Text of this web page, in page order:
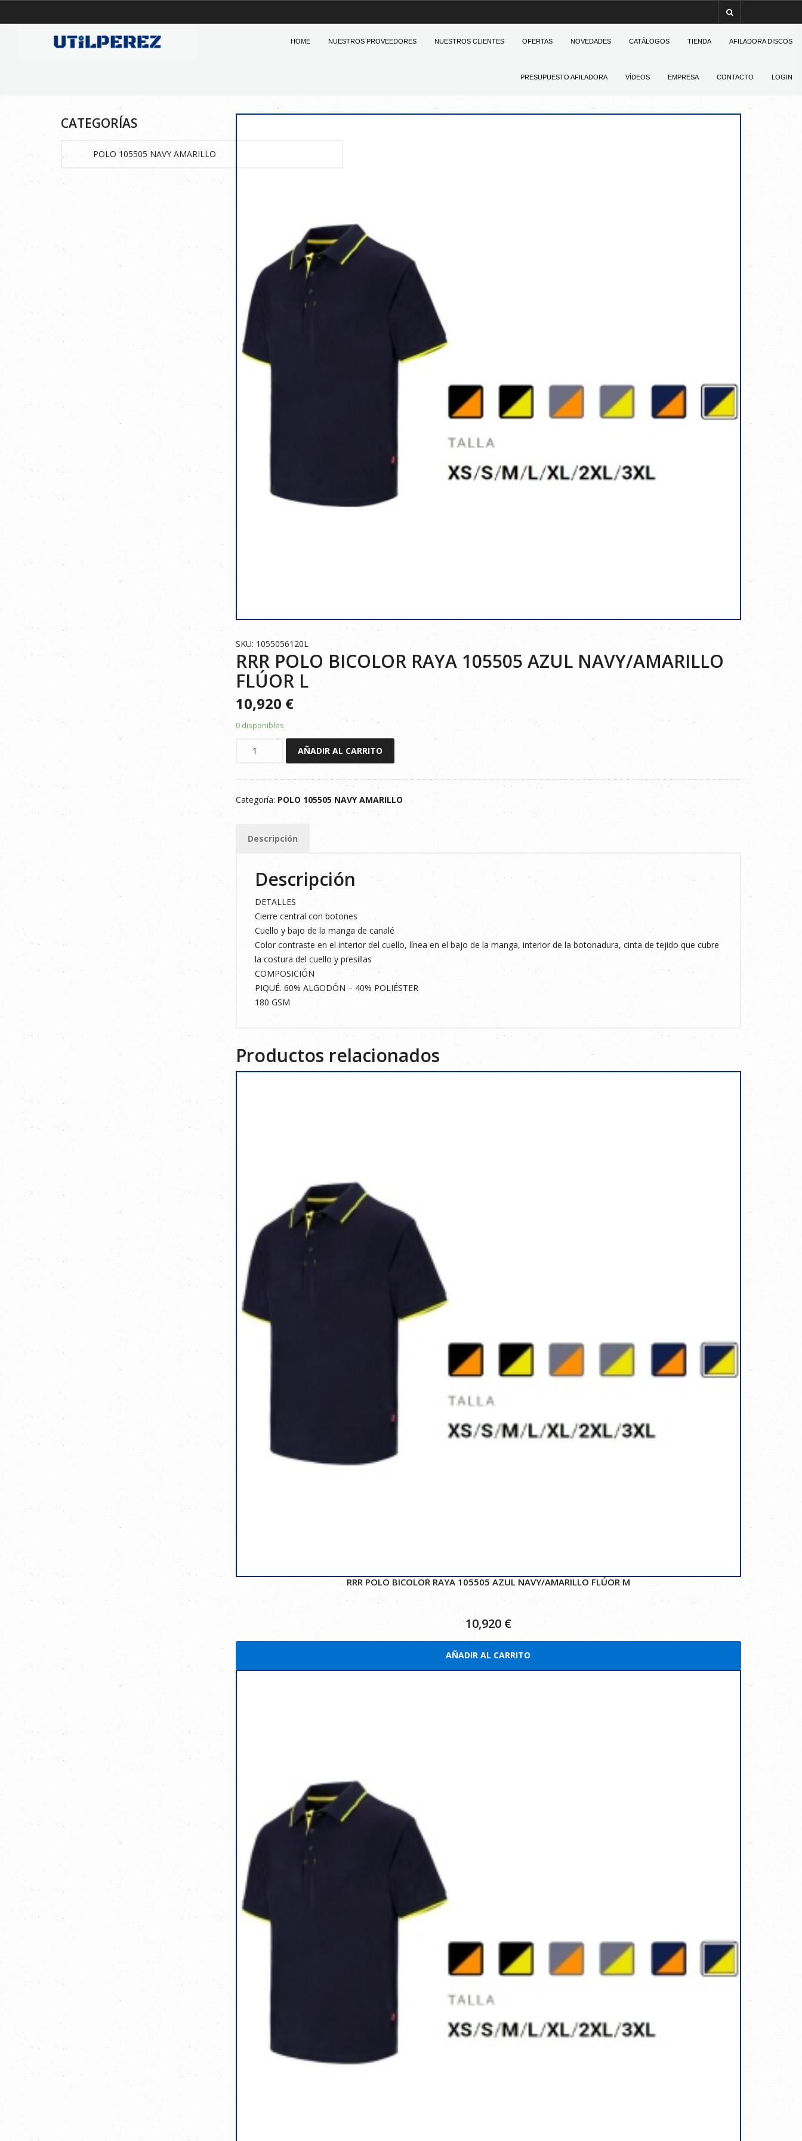
HOME NUESTROS PROVEEDORES NUESTROS CLIENTES OFERTAS NOVEDADES CATÁLOGOS TIENDA AFILADORA DISCOS
PRESUPUESTO AFILADORA VÍDEOS EMPRESA CONTACTO LOGIN
SKU: 1055056120L
RRR POLO BICOLOR RAYA 105505 AZUL NAVY/AMARILLO
FLÚOR L
10,920 €
0 disponibles
BICOLOR
105505
FLÚOR
cantidad
AÑADIR AL CARRITO
Categoría: POLO 105505 NAVY AMARILLO
Descripción
Descripción
DETALLES
Cierre central con botones
Cuello y bajo de la manga de canalé
Color contraste en el interior del cuello, línea en el bajo de la manga, interior de la botonadura, cinta de tejido que cubre
la costura del cuello y presillas
COMPOSICIÓN
PIQUÉ. 60% ALGODÓN – 40% POLIÉSTER
180 GSM
Productos relacionados
RRR POLO BICOLOR RAYA 105505 AZUL NAVY/AMARILLO FLÚOR M
10,920 €
AÑADIR AL CARRITO
CATEGORÍAS